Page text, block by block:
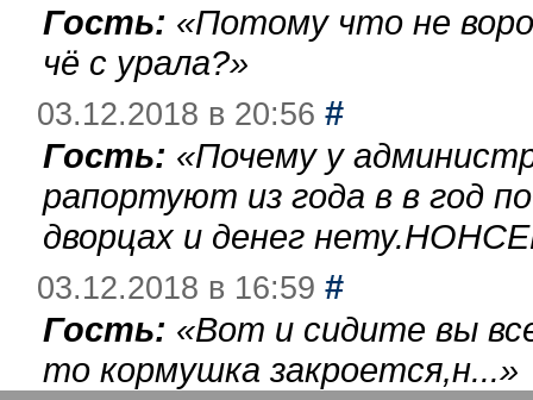
Гость: «Потому что не
чё с урала?»
03.12.2018 в 20:56 #
Гость: «Почему у
рапортуют из года в в год
дворцах и денег
03.12.2018 в 16:59 #
Гость: «Вот и сидите вы
то кормушка закроется,н...»